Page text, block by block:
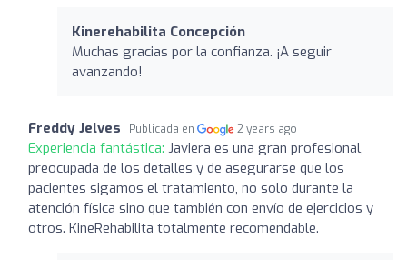
Kinerehabilita Concepción
Muchas gracias por la confianza. ¡A seguir
avanzando!
Freddy Jelves Publicada en 2 years ago
Experiencia fantástica: Javiera es una gran profesional,
preocupada de los detalles y de asegurarse que los
pacientes sigamos el tratamiento, no solo durante la
atención física sino que también con envío de ejercicios y
otros. KineRehabilita totalmente recomendable.